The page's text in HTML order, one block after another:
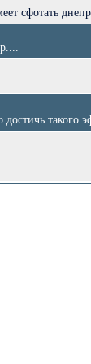
сфотать
такого